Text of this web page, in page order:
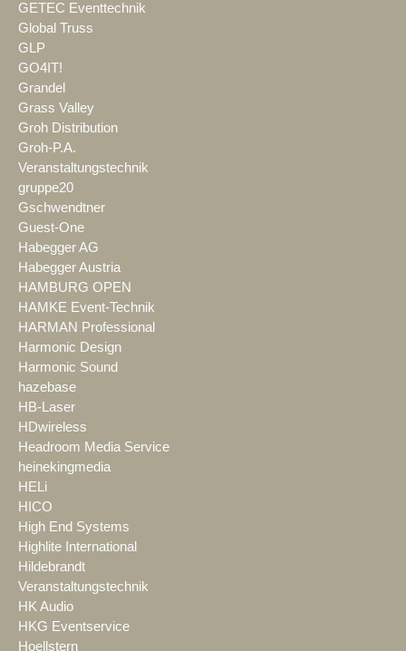
GETEC Eventtechnik
Global Truss
GLP
GO4IT!
Grandel
Grass Valley
Groh Distribution
Groh-P.A.
Veranstaltungstechnik
gruppe20
Gschwendtner
Guest-One
Habegger AG
Habegger Austria
HAMBURG OPEN
HAMKE Event-Technik
HARMAN Professional
Harmonic Design
Harmonic Sound
hazebase
HB-Laser
HDwireless
Headroom Media Service
heinekingmedia
HELi
HICO
High End Systems
Highlite International
Hildebrandt
Veranstaltungstechnik
HK Audio
HKG Eventservice
Hoellstern